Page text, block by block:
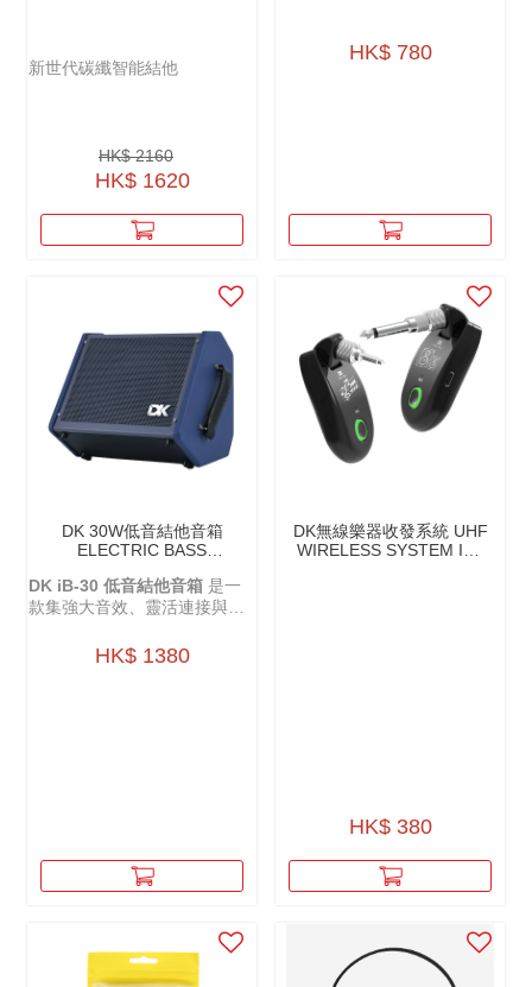
新世代碳纖智能結他
HK$ 2160
HK$ 1620
HK$ 780
DK 30W低音結他音箱
ELECTRIC BASS
DK iB-30 低音結他音箱 是一
款集強大音效、靈活連接與便
HK$ 1380
DK無線樂器收發系統 UHF
WIRELESS SYSTEM IW-
HK$ 380